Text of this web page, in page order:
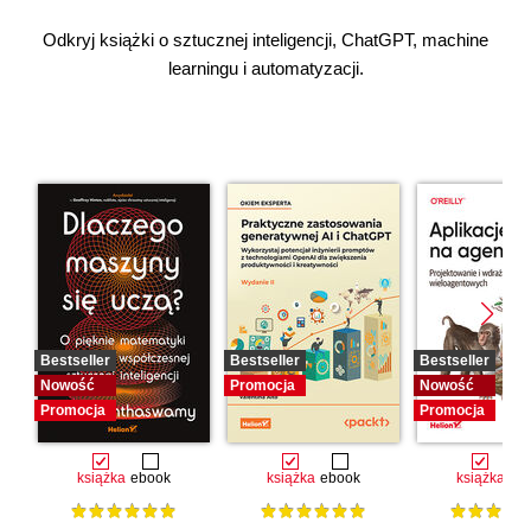
Odkryj książki o sztucznej inteligencji, ChatGPT, machine
learningu i automatyzacji.
Bestseller
Nowość
Promocja
książka ebook
Bestseller
Promocja
książka ebook
Bestseller
Nowość
Promocja
książka